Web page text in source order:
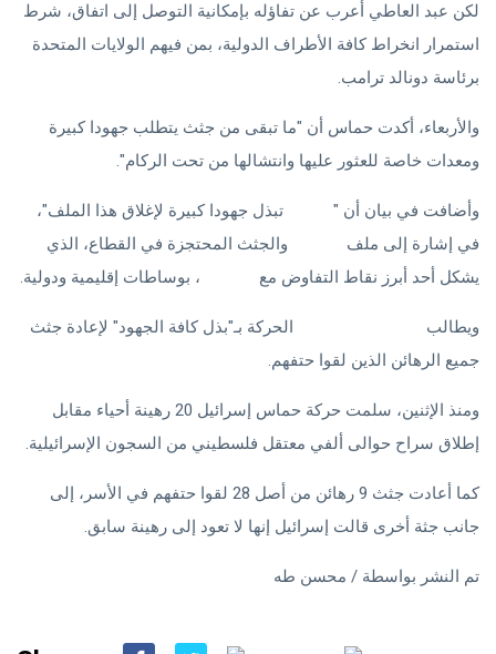
لكن عبد العاطي أعرب عن تفاؤله بإمكانية التوصل إلى اتفاق، شرط
استمرار انخراط كافة الأطراف الدولية، بمن فيهم الولايات المتحدة
برئاسة دونالد ترامب.
والأربعاء، أكدت حماس أن "ما تبقى من جثث يتطلب جهودا كبيرة
ومعدات خاصة للعثور عليها وانتشالها من تحت الركام".
وأضافت في بيان أن "
تبذل جهودا كبيرة لإغلاق هذا الملف"،
في إشارة إلى ملف
والجثث المحتجزة في القطاع، الذي
يشكل أحد أبرز نقاط التفاوض مع
، بوساطات إقليمية ودولية.
ويطالب
الحركة بـ"بذل كافة الجهود" لإعادة جثث
جميع الرهائن الذين لقوا حتفهم.
ومنذ الإثنين، سلمت حركة حماس إسرائيل 20 رهينة أحياء مقابل
إطلاق سراح حوالى ألفي معتقل فلسطيني من السجون الإسرائيلية.
كما أعادت جثث 9 رهائن من أصل 28 لقوا حتفهم في الأسر، إلى
جانب جثة أخرى قالت إسرائيل إنها لا تعود إلى رهينة سابق.
تم النشر بواسطة / محسن طه